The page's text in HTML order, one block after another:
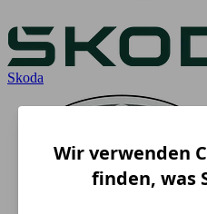
Skoda
Wir verwenden
finden, was